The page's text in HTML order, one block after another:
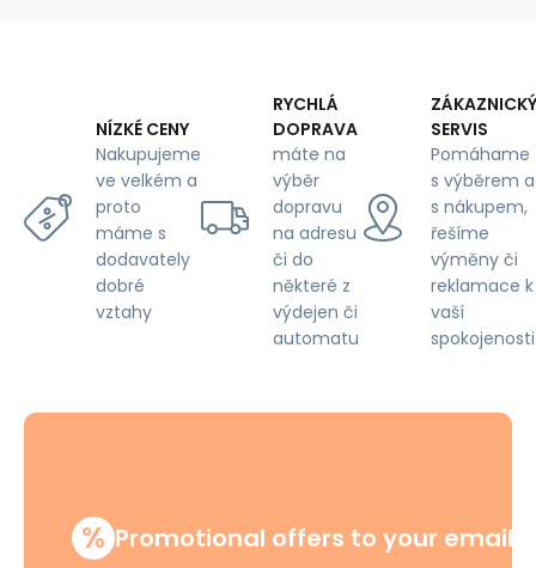
Proof
NÍZKÉ CENY
Nakupujeme
ve velkém a
proto
máme s
dodavately
dobré
vztahy
RYCHLÁ
DOPRAVA
máte na
výběr
dopravu
na adresu
či do
některé z
výdejen či
automatu
ZÁKAZNICKÝ
SERVIS
Pomáhame
s výběrem a
s nákupem,
řešíme
výměny či
reklamace k
vaší
spokojenosti
% Promotional offers to your email